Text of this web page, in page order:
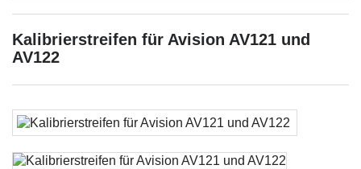
Kalibrierstreifen für Avision AV121 und
AV122